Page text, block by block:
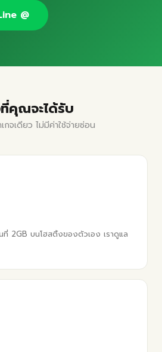
@
คุณจะได้รับ
กจเดียว ไม่มีค่าใช้จ่ายซ่อน
2GB บนโฮสติ้งของตัวเอง เราดูแล